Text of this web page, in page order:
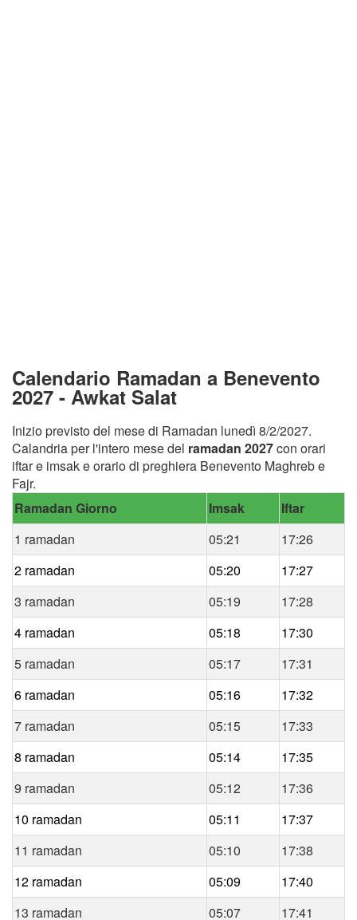
Calendario Ramadan a Benevento
2027 - Awkat Salat
Inizio previsto del mese di Ramadan lunedì 8/2/2027.
Calandria per l'intero mese del ramadan 2027con orari
iftar e imsak e orario di preghiera Benevento Maghreb e
Fajr.
Ramadan Giorno
Imsak
Iftar
1 ramadan
05:21
17:26
2 ramadan
05:20
17:27
3 ramadan
05:19
17:28
4 ramadan
05:18
17:30
5 ramadan
05:17
17:31
6 ramadan
05:16
17:32
7 ramadan
05:15
17:33
8 ramadan
05:14
17:35
9 ramadan
05:12
17:36
10 ramadan
05:11
17:37
11 ramadan
05:10
17:38
12 ramadan
05:09
17:40
13 ramadan
05:07 17:41